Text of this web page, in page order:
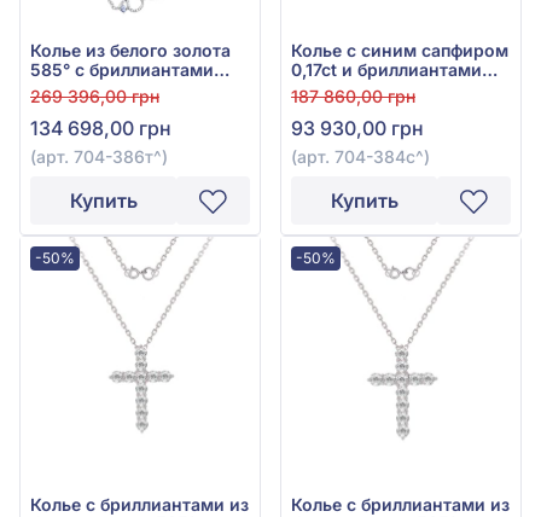
Колье из белого золота
585° с бриллиантами
0,54ct и сиреневым
танзанитом 0,29ct, арт.
704-386т
269 396,00 грн
134 698,00 грн
(арт. 704-386т^)
Купить
Колье с синим сапфиром
0,17ct и бриллиантами
0,31ct из белого золота
585°, арт. 704-384с
187 860,00 грн
93 930,00 грн
(арт. 704-384с^)
Купить
-50%
Колье с бриллиантами из
-50%
Колье с бриллиантами из